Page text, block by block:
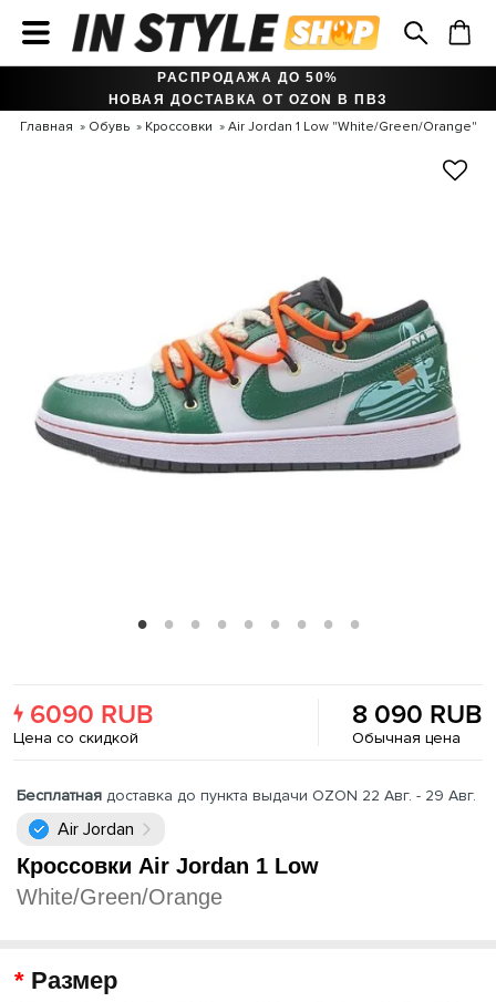
РАСПРОДАЖА ДО 50%
НОВАЯ ДОСТАВКА ОТ OZON В ПВЗ
Главная Обувь Кроссовки Air Jordan 1 Low "White/Green/Orange"
6090 RUB
Цена со скидкой
8 090 RUB
Обычная цена
Бесплатная доставка до пункта выдачи OZON 22 Авг. - 29 Авг.
Air Jordan
Кроссовки Air Jordan 1 Low
White/Green/Orange
Размер